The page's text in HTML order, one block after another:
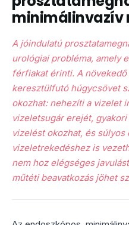
minimálinvazív
A jóindulatú
urológiai probléma, amely
férfiakat érinti. A növekedő
keresztülfutó húgycsövet
okozhat: nehezíti a vizelet
vizeletsugár erejét,
vizelést okozhat, és
vizeletrekedéshez is
nem hoz elégséges
műtéti beavatkozás jöhet